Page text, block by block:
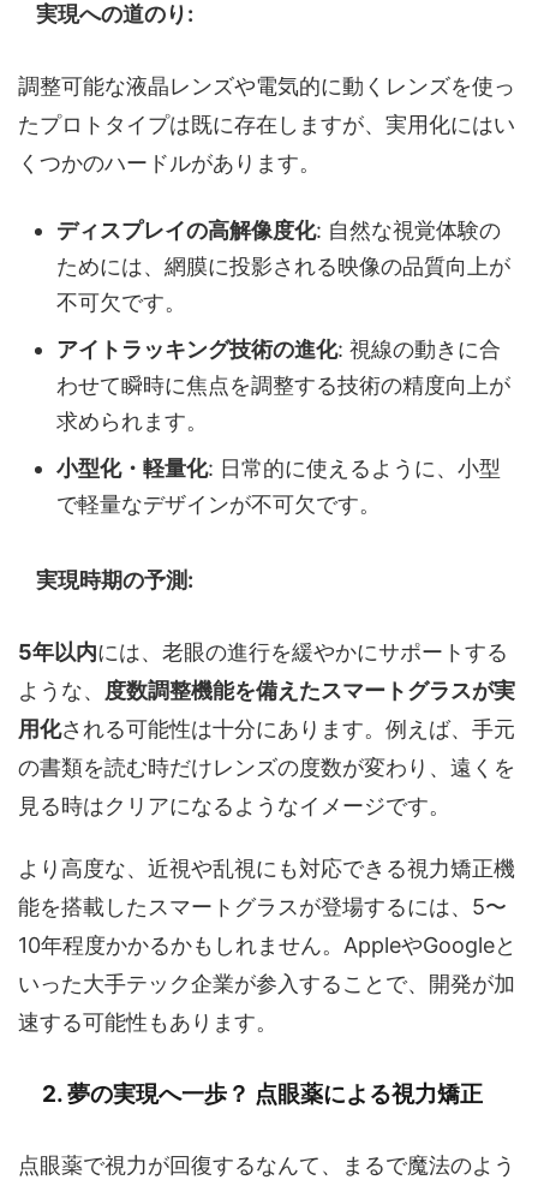
実現への道のり:
調整可能な液晶レンズや電気的に動くレンズを使っ
たプロトタイプは既に存在しますが、実用化にはい
くつかのハードルがあります。
ディスプレイの高解像度化: 自然な視覚体験の
ためには、網膜に投影される映像の品質向上が
不可欠です。
アイトラッキング技術の進化: 視線の動きに合
わせて瞬時に焦点を調整する技術の精度向上が
求められます。
小型化・軽量化: 日常的に使えるように、小型
で軽量なデザインが不可欠です。
実現時期の予測:
5年以内には、老眼の進行を緩やかにサポートする
ような、 度数調整機能を備えたスマートグラスが実
用化される可能性は十分にあります。例えば、手元
の書類を読む時だけレンズの度数が変わり、遠くを
見る時はクリアになるようなイメージです。
より高度な、近視や乱視にも対応できる視力矯正機
能を搭載したスマートグラスが登場するには、5〜
10年程度かかるかもしれません。AppleやGoogleと
いった大手テック企業が参入することで、開発が加
速する可能性もあります。
2. 夢の実現へ一歩？ 点眼薬による視力矯正
点眼薬で視力が回復するなんて、まるで魔法のよう